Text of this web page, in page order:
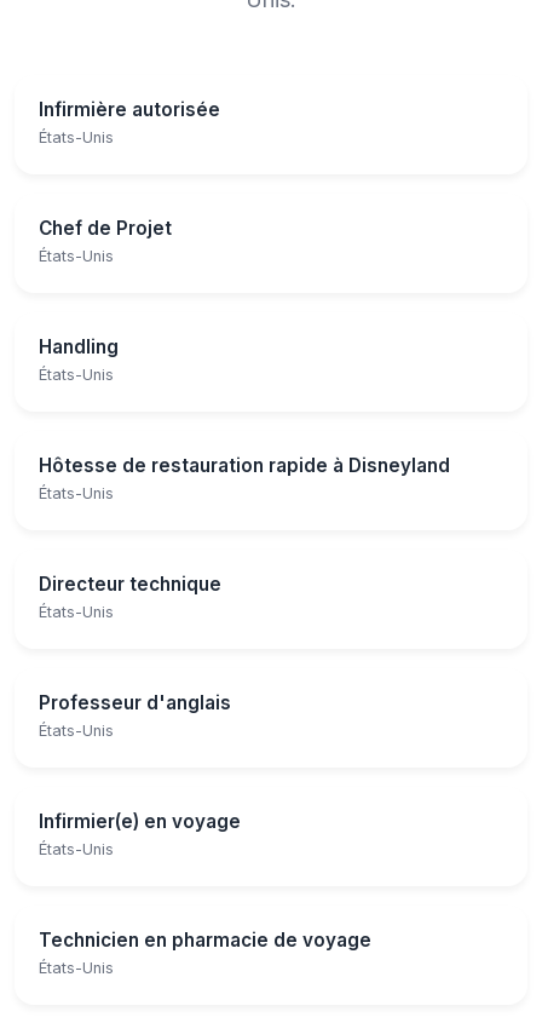
Infirmière autorisée
États-Unis
Chef de Projet
États-Unis
Handling
États-Unis
Hôtesse de restauration rapide à Disneyland
États-Unis
Directeur technique
États-Unis
Professeur d'anglais
États-Unis
Infirmier(e) en voyage
États-Unis
Technicien en pharmacie de voyage
États-Unis